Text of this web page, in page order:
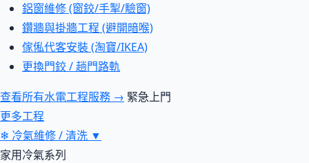
鋁窗維修 (窗鉸/手掣/驗窗)
鑽牆與掛牆工程 (避開暗喉)
傢俬代客安裝 (淘寶/IKEA)
更換門鉸 / 趟門路軌
查看所有水電工程服務 → 緊急上門
更多工程
❄ 冷氣維修 / 清洗 ▼
家用冷氣系列